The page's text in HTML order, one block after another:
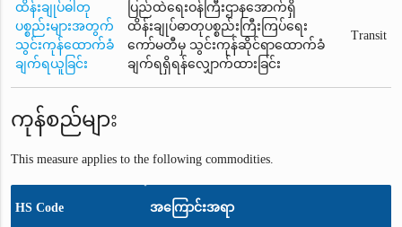
ထိန်းချုပ်ဓါတု
ပစ္စည်းများအတွက်
သွင်းကုန်ထောက်ခံ
ချက်ရယူခြင်း
ပြည်ထဲရေးဝန်ကြီးဌာနအောက်ရှိ
ထိန်းချုပ်ဓာတုပစ္စည်းကြီးကြပ်ရေး
ကော်မတီမှ သွင်းကုန်ဆိုင်ရာထောက်ခံ
ချက်ရရှိရန်လျှောက်ထားခြင်း
Transit
ကုန်စည်များ
This measure applies to the following commodities.
HS Code အကြောင်းအရာ